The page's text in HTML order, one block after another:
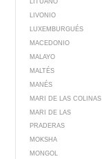
LITUANO
LIVONIO
LUXEMBURGUÉS
MACEDONIO
MALAYO
MALTÉS
MANÉS
MARI DE LAS COLINAS
MARI DE LAS
PRADERAS
MOKSHA
MONGOL